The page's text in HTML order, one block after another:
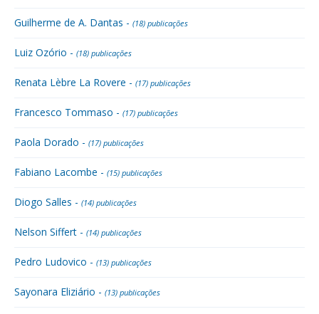
Guilherme de A. Dantas - (18) publicações
Luiz Ozório - (18) publicações
Renata Lèbre La Rovere - (17) publicações
Francesco Tommaso - (17) publicações
Paola Dorado - (17) publicações
Fabiano Lacombe - (15) publicações
Diogo Salles - (14) publicações
Nelson Siffert - (14) publicações
Pedro Ludovico - (13) publicações
Sayonara Eliziário - (13) publicações